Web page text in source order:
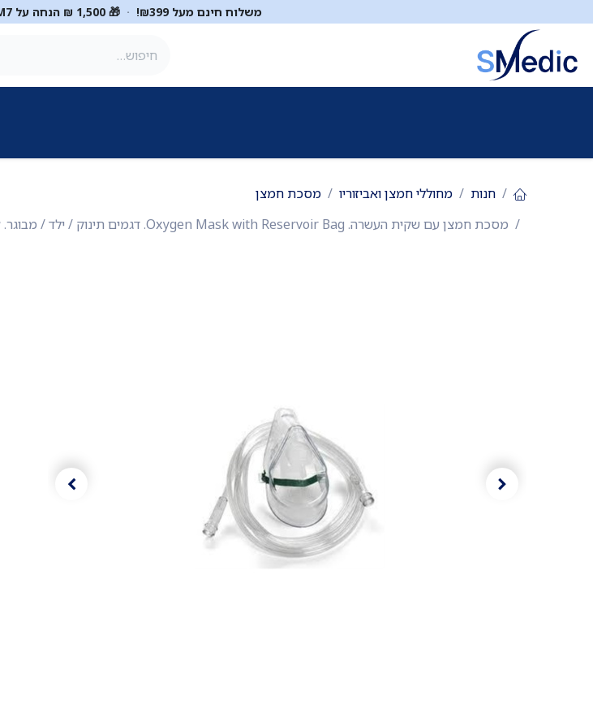
משלוח חינם מעל ₪399! · 🎁 1,500 ₪ הנחה על SM7 בקניה באתר בקוד
חנות מחוללי חמצן ואביזוריו
מסכת חמצן
מסכת חמצן עם שקית העשרה. Oxygen Mask with Reservoir Bag. דגמים תינוק / ילד / מבוגר. צינור הארכה לבלון חמצן. שקית העשרה. שנה אחריות. ס.מדיק יבוא